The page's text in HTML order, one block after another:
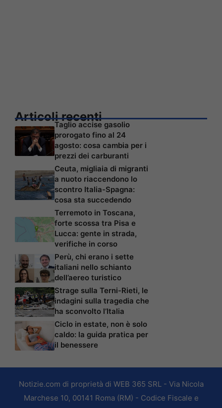
Articoli recenti
Taglio accise gasolio
prorogato fino al 24
agosto: cosa cambia per i
prezzi dei carburanti
Ceuta, migliaia di migranti
a nuoto riaccendono lo
scontro Italia-Spagna:
cosa sta succedendo
Terremoto in Toscana,
forte scossa tra Pisa e
Lucca: gente in strada,
verifiche in corso
Perù, chi erano i sette
italiani nello schianto
dell’aereo turistico
Strage sulla Terni-Rieti, le
indagini sulla tragedia che
ha sconvolto l’Italia
Ciclo in estate, non è solo
caldo: la guida pratica per
il benessere
Notizie.com di proprietà di WEB 365 SRL - Via Nicola
Marchese 10, 00141 Roma (RM) - Codice Fiscale e